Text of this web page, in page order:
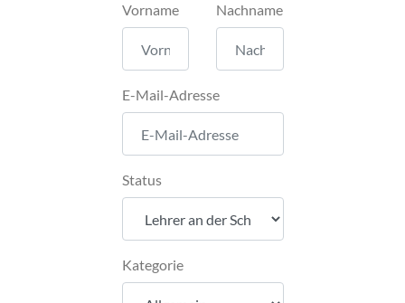
Vorname Nachname
E-Mail-Adresse
Status
Kategorie